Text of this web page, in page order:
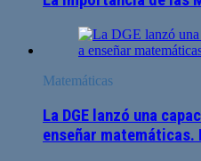
Matemáticas
La DGE lanzó una
enseñar matemáticas.